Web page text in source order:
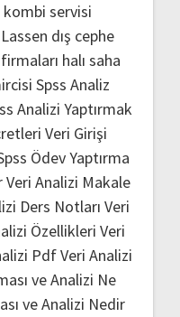
kombi servisi
dış cephe
halı saha
Spss Analiz
Analizi Yaptırmak
Veri Girişi
Ödev Yaptırma
Veri Analizi Makale
Ders Notları Veri
Özellikleri Veri
PdfVeri Analizi
ve Analizi Ne
ve Analizi Nedir